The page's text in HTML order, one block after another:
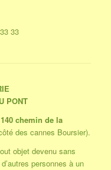
33
PONT
140 chemin de la
des cannes Boursier).
objet devenu sans
personnes à un